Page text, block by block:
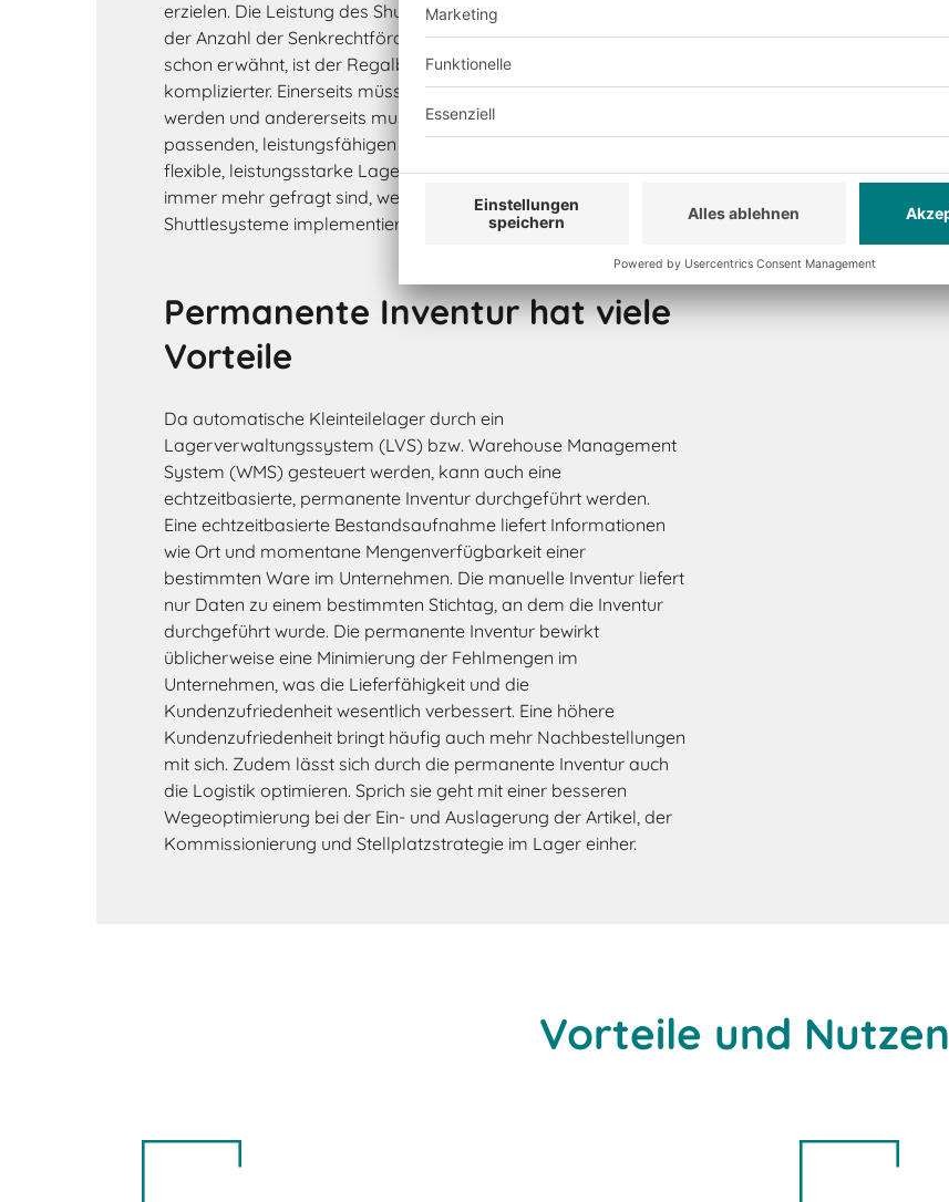
erzielen. Die Leistung des Shuttlelagers ist allerdings auch von
der Anzahl der Senkrechtförderer und Heber abhängig. Wie
schon erwähnt, ist der Regalbau und die Steuerung wesentlich
komplizierter. Einerseits müssen extra Fahrschienen verlegt
werden und andererseits muss eine komplexe Steuerung mit
passenden, leistungsfähigen Algorithmen integriert werden. Da
flexible, leistungsstarke Lagersysteme für grosse Sortimente
immer mehr gefragt sind, werden künftig wohl zunehmend
Shuttlesysteme implementiert werden.
Permanente Inventur hat viele
Vorteile
Da automatische Kleinteilelager durch ein
Lagerverwaltungssystem (LVS) bzw. Warehouse Management
System (WMS) gesteuert werden, kann auch eine
echtzeitbasierte, permanente Inventur durchgeführt werden.
Eine echtzeitbasierte Bestandsaufnahme liefert Informationen
wie Ort und momentane Mengenverfügbarkeit einer
bestimmten Ware im Unternehmen. Die manuelle Inventur liefert
nur Daten zu einem bestimmten Stichtag, an dem die Inventur
durchgeführt wurde. Die permanente Inventur bewirkt
üblicherweise eine Minimierung der Fehlmengen im
Unternehmen, was die Lieferfähigkeit und die
Kundenzufriedenheit wesentlich verbessert. Eine höhere
Kundenzufriedenheit bringt häufig auch mehr Nachbestellungen
mit sich. Zudem lässt sich durch die permanente Inventur auch
die Logistik optimieren. Sprich sie geht mit einer besseren
Wegeoptimierung bei der Ein- und Auslagerung der Artikel, der
Kommissionierung und Stellplatzstrategie im Lager einher.
Vorteile und Nutzen